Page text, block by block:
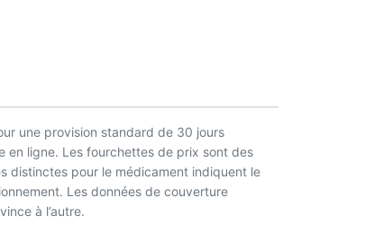
une provision standard de 30 jours
en ligne. Les fourchettes de prix sont des
distinctes pour le médicament indiquent le
Les données de couverture
à l’autre.